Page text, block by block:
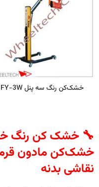
خشک‌کن رنگ سه پنل FY-3W
🔧 خشک کن رنگ
خشک‌کن مادون
نقاشی بدنه